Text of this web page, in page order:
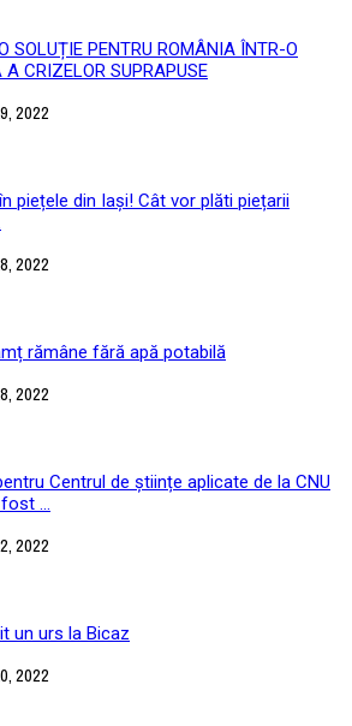
SOLUȚIE PENTRU ROMÂNIA ÎNTR-O
A CRIZELOR SUPRAPUSE
2022
piețele din Iași! Cât vor plăti piețarii
2022
rămâne fără apă potabilă
2022
Centrul de științe aplicate de la CNU
...
2022
un urs la Bicaz
2022